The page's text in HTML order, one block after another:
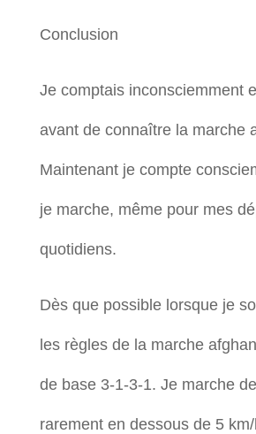
Conclusion
Je comptais inconsciemment
avant de connaître la marche
Maintenant je compte
je marche, même pour mes
quotidiens.
Dès que possible lorsque je
les règles de la marche
de base 3-1-3-1. Je marche
rarement en dessous de 5